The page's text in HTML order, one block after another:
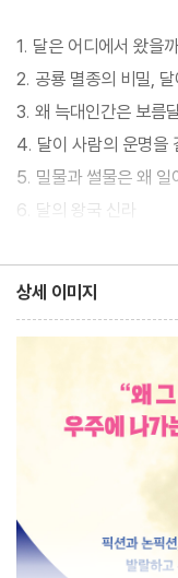
이 질문은 이 책을 펼
본인이 오랜 기간 품
작가로 이름을 알린
평이 나 있다. 이런 놀
추구하는 호기심이 있
벗어날 수 없었다. 달
물체 중 지구와 가장
역사적으로, 또 문화적
긴 것은 1969년 7월
달이 지구에 발자국을
그리고 2022년 8월,
저자는 무엇보다 ‘스스
대한 다양한 이야기를
1. 달은 어디에서 왔을까
2. 공룡 멸종의 비밀,
3. 왜 늑대인간은 보름
4. 달이 사람의 운명을
5. 밀물과 썰물은 왜 일
6. 달의 왕국 신라
9. 작은 발걸음, 위대한
10. 그래서 아폴로가
12. 밤하늘의 달을 따
13. 지구에서 달까지,
14. 이제 다누리가 달에
참고문헌
상세 이미지